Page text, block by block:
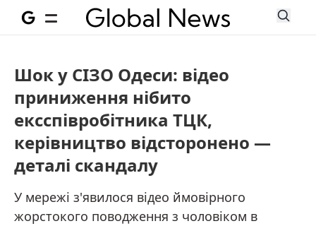
Шок у СІЗО Одеси: відео
приниження нібито
ексспівробітника ТЦК,
керівництво відсторонено —
деталі скандалу
У мережі з'явилося відео ймовірного
жорстокого поводження з чоловіком в